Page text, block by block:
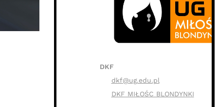
DKF
dkf@ug.edu.pl
DKF MIŁOŚC BLONDYNKI